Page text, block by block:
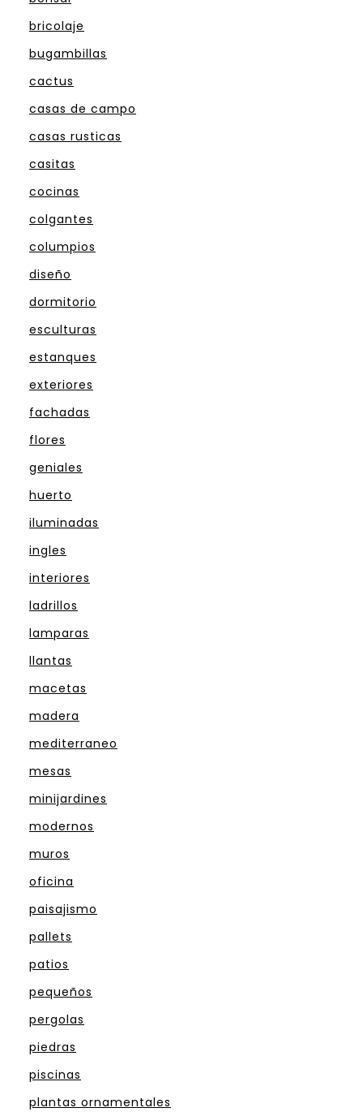
bricolaje
bugambillas
cactus
casas de campo
casas rusticas
casitas
cocinas
colgantes
columpios
diseño
dormitorio
esculturas
estanques
exteriores
fachadas
flores
geniales
huerto
iluminadas
ingles
interiores
ladrillos
lamparas
llantas
macetas
madera
mediterraneo
mesas
minijardines
modernos
muros
oficina
paisajismo
pallets
patios
pequeños
pergolas
piedras
piscinas
plantas ornamentales